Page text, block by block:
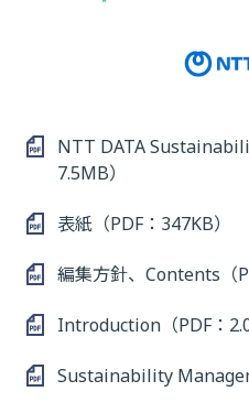
NTT DATA
7.5MB）
表紙（PDF：347KB）
編集方針、Contents（
Introduction（PDF：
Sustainability